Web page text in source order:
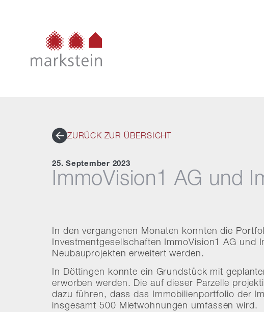
ZURÜCK ZUR ÜBERSICHT
25. September 2023
ImmoVision1 AG und
In den vergangenen Monaten konnten die
Investmentgesellschaften ImmoVision1 AG und
Neubauprojekten erweitert werden.
In Döttingen konnte ein Grundstück mit
erworben werden. Die auf dieser Parzelle
dazu führen, dass das Immobilienportfolio der
insgesamt 500 Mietwohnungen umfassen wird.